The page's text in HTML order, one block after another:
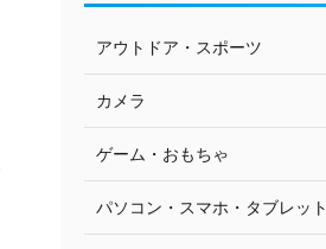
アウトドア・スポーツ
カメラ
ゲーム・おもちゃ
パソコン・スマホ・タブレット